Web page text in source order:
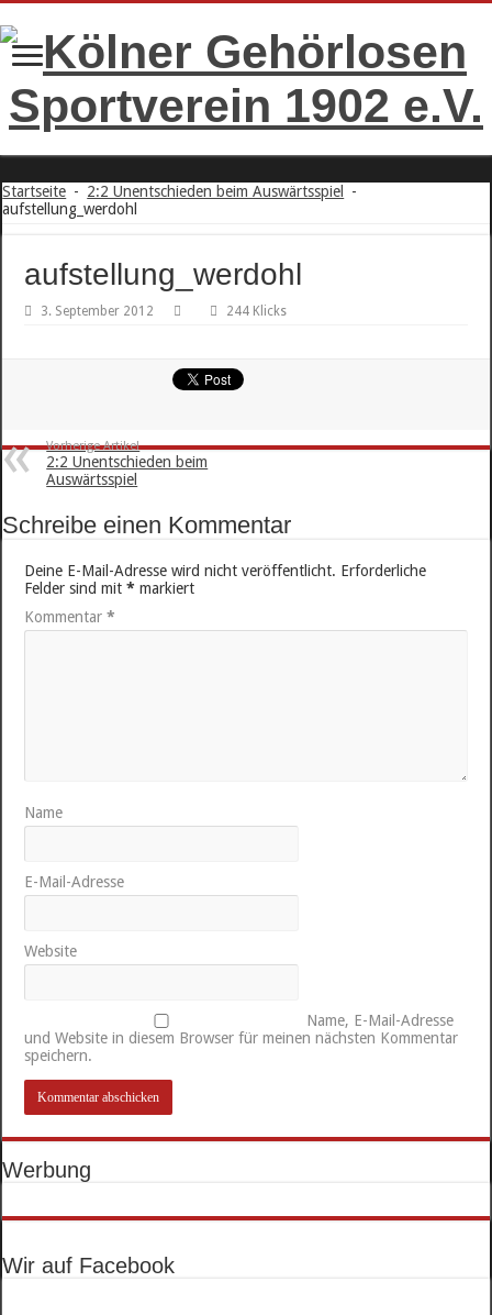
Startseite - 2:2 Unentschieden beim Auswärtsspiel
-
aufstellung_werdohl
aufstellung_werdohl
3. September 2012 244 Klicks
Vorherige Artikel
2:2 Unentschieden beim
Auswärtsspiel
Schreibe einen Kommentar
Deine E-Mail-Adresse wird nicht veröffentlicht. Erforderliche
Felder sind mit* markiert
Kommentar*
Name
E-Mail-Adresse
Website
Name, E-Mail-Adresse
und Website in diesem Browser für meinen nächsten Kommentar
speichern.
Werbung
Wir auf Facebook